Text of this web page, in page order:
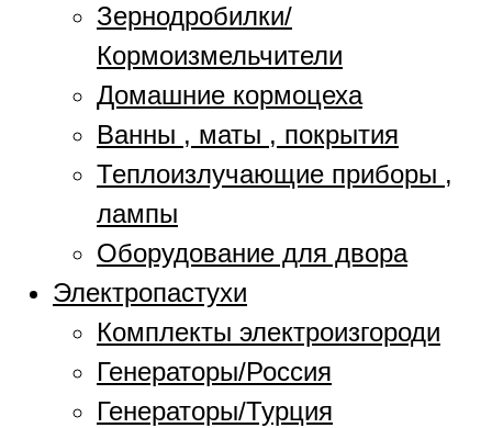
Зернодробилки/
Кормоизмельчители
Домашние кормоцеха
Ванны , маты , покрытия
Теплоизлучающие приборы ,
лампы
Оборудование для двора
Электропастухи
Комплекты электроизгороди
Генераторы/Россия
Генераторы/Турция